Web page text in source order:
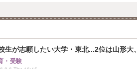
生が志願したい大学・東北...2位は山形大
・受験